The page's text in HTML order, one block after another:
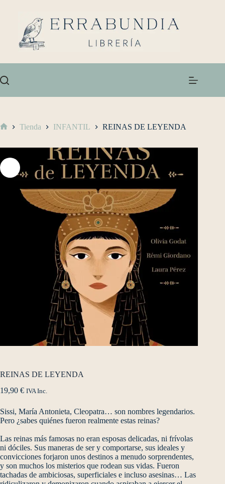
Tienda INFANTIL REINAS DE LEYENDA
REINAS DE LEYENDA
19,90 € IVA Inc.
Sissi, María Antonieta, Cleopatra… son nombres legendarios.
Pero ¿sabes quiénes fueron realmente estas reinas?
Las reinas más famosas no eran esposas delicadas, ni frívolas
ni dóciles. Sus maneras de ser y comportarse, sus ideales y
convicciones forjaron unos destinos a menudo sorprendentes,
y son muchos los misterios que rodean sus vidas. Fueron
tachadas de ambiciosas, superficiales e incluso asesinas… Las